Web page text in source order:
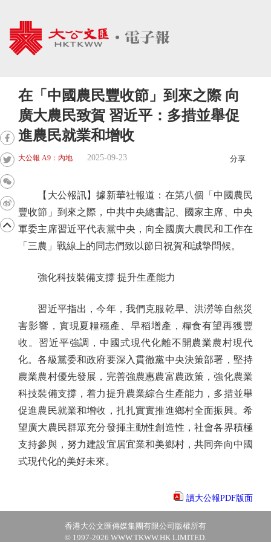
在「中國農民豐收節」到來之際 向
廣大農民致賀 習近平：多措並舉促
進農民就業和增收
大公報 A9：內地 2025-09-23 分享
【大公報訊】據新華社報道：在第八個「中國農民
豐收節」到來之際，中共中央總書記、國家主席、中央
軍委主席習近平代表黨中央，向全國廣大農民和工作在
「三農」戰線上的同志們致以節日祝賀和誠摯問候。
強化科技裝備支撐 提升生產能力
習近平指出，今年，我們克服乾旱、洪澇等自然災
害影響，實現夏糧穩產、早稻增產，糧食有望再獲豐
收。習近平強調，中國式現代化離不開農業農村現代
化。各級黨委和政府要深入貫徹黨中央決策部署，堅持
農業農村優先發展，完善強農惠農富農政策，強化農業
科技裝備支撐，着力提升農業綜合生產能力，多措並舉
促進農民就業和增收，扎扎實實推進鄉村全面振興。希
望廣大農民群眾充分發揮主動性創造性，社會各界積極
支持參與，努力建設宜居宜業和美鄉村，共同奔向中國
式現代化的美好未來。
讀大公報PDF版面
香港大公文匯傳媒集團有限公司版權所有
© 1997-2026 WWW.TKWW.HK LIMITED.